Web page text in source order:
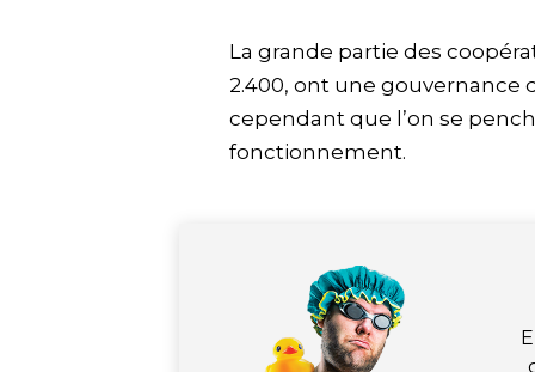
La grande partie des
2.400, ont une
cependant que l’on se
fonctionnement.